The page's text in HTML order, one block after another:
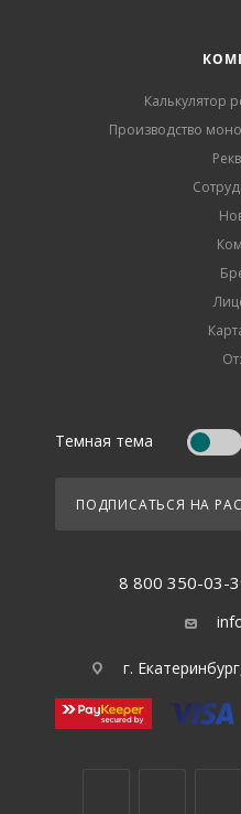
Калькулятор
Производство
Темная тема
ПОДПИСАТЬСЯ НА
8 800 350-03-
г.